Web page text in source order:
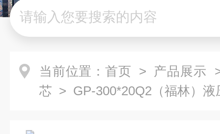
当前位置： 首页 > 产品展示
芯 > GP-300*20Q2（福林）液